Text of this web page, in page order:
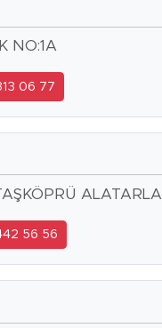
NO:1A
06 77
ALATARLA
56 56